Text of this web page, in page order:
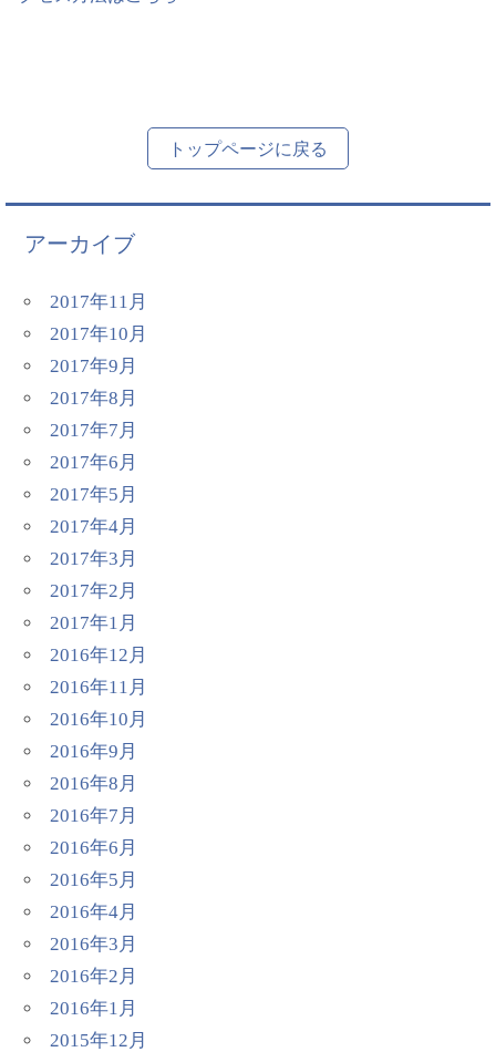
トップページに戻る
アーカイブ
2017年11月
2017年10月
2017年9月
2017年8月
2017年7月
2017年6月
2017年5月
2017年4月
2017年3月
2017年2月
2017年1月
2016年12月
2016年11月
2016年10月
2016年9月
2016年8月
2016年7月
2016年6月
2016年5月
2016年4月
2016年3月
2016年2月
2016年1月
2015年12月